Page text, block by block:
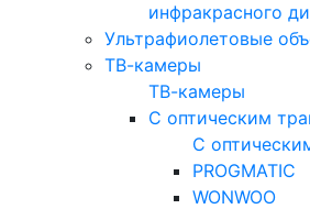
инфракрасного
Ультрафиолетовые
ТВ-камеры
ТВ-камеры
С оптическим
С
PROGMATIC
WONWOO